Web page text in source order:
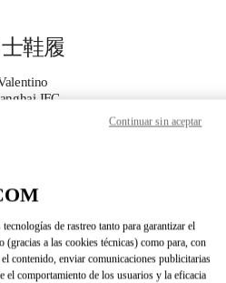
鞋履
IFC
更多细节
LINK OPENS IN
de rastreo tanto para garantizar el
a las cookies técnicas) como para, con
contenido, enviar comunicaciones publicitarias
el comportamiento de los usuarios y la eficacia
Continuar sin aceptar